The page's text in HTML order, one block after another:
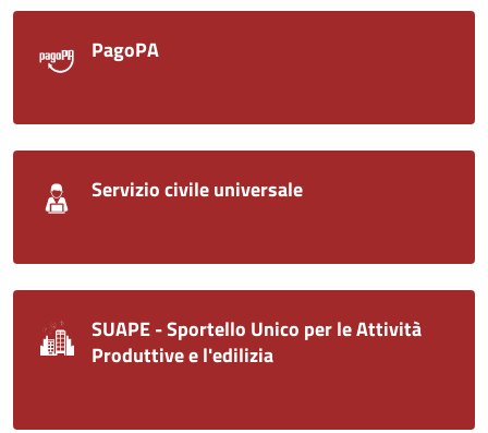
PagoPA
Servizio civile universale
SUAPE - Sportello Unico per le Attività
Produttive e l'edilizia